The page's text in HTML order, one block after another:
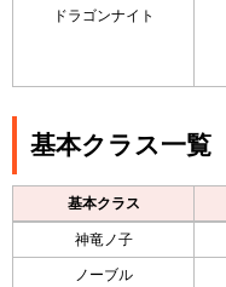
ドラゴンナイト
基本クラス一覧
基本クラス
神竜ノ子
ノーブル